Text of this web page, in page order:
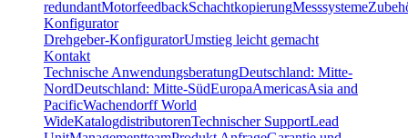
redundantMotorfeedbackSchachtkopierungMesssysteme
Konfigurator
Drehgeber-KonfiguratorUmstieg leicht gemacht
Kontakt
Technische AnwendungsberatungDeutschland: Mitte-
NordDeutschland: Mitte-SüdEuropaAmericasAsia and
PacificWachendorff World
WideKatalogdistributorenTechnischer SupportLead